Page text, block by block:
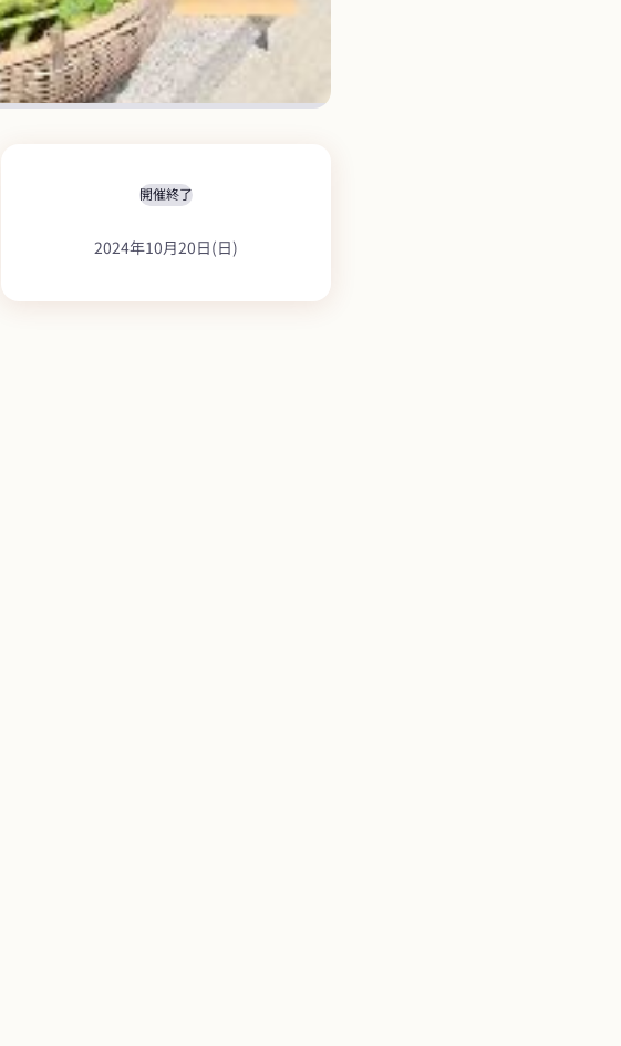
開催終了
2024年10月20日(日)